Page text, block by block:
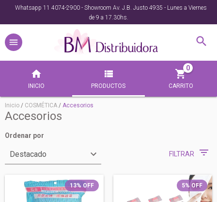
Whatsapp 11 4074-2900 - Showroom Av. J.B. Justo 4935 - Lunes a Viernes
de 9 a 17.30hs.
INICIO PRODUCTOS CARRITO
0
Inicio / COSMÉTICA / Accesorios
Accesorios
Ordenar por
FILTRAR
13%OFF 5% OFF